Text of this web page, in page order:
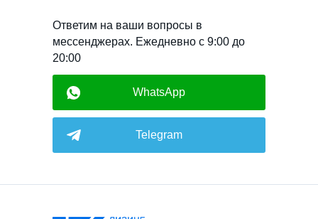
Ответим на ваши вопросы в
мессенджерах. Ежедневно с 9:00 до
20:00
Telegram
WhatsApp